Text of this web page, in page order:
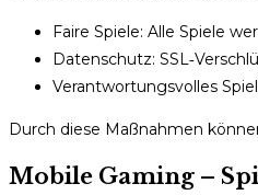
Faire Spiele: Alle Spiele
Datenschutz:
Verantwortungsvolles
Durch diese Maßnahmen
Mobile Gaming –